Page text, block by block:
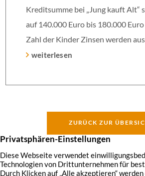
Kreditsumme bei „Jung kauft Alt“
auf 140.000 Euro bis 180.000
Zahl der Kinder Zinsen werden
Bundes verbilligt: Heutiger Zins bei
Zinsbindung Antragstellende
Förderzusage / Sanierung in
weiterlesen
ZURÜCK ZUR